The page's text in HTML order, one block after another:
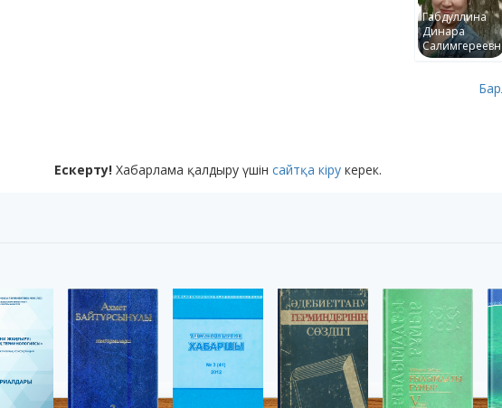
Габдуллина
Динара
Ескерту! Хабарлама қалдыру үшін сайтқа кіру керек.